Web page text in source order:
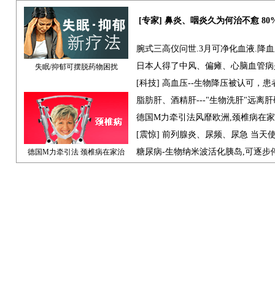
失眠/抑郁可摆脱药物困扰
[专家] 鼻炎、咽炎久为何治不愈
腕式三高仪问世.3月可净化血液.降
日本人得了中风、偏瘫、心脑血管
[科技] 高血压--生物降压被认可，患
德国M力牵引法 颈椎病在家治
脂肪肝、酒精肝---"生物洗肝"远离肝
德国M力牵引法风靡欧洲,颈椎病在
[震惊] 前列腺炎、尿频、尿急 当天
糖尿病-生物纳米波活化胰岛,可逐步